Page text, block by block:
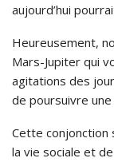
aujourd’hui
Heureusement,
Mars-Jupiter qui
agitations des
de poursuivre
Cette conjonction
la vie sociale et